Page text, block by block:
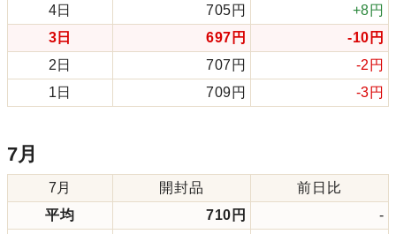
4日
705円
+8円
3日
697円
-10円
2日
707円
-2円
1日
709円 -3円
7月
7月 開封品
前日比
平均
710円
-